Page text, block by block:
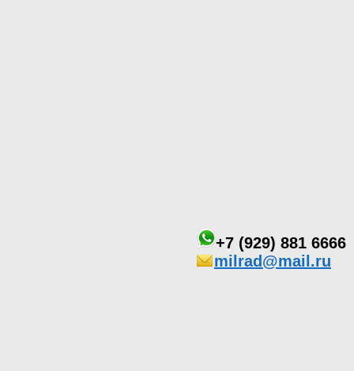
+7 (929) 881 6666
milrad@mail.ru